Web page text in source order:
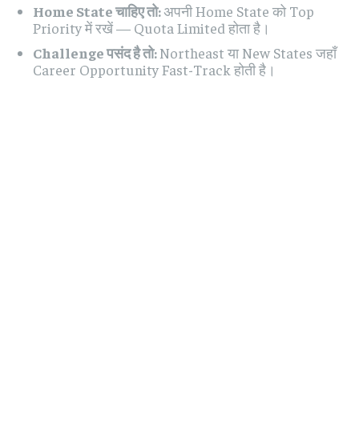
Home State चाहिए तो:अपनी Home State को Top
Priority में रखें — Quota Limited होता है।
Challenge पसंद है तो:Northeast या New States जहाँ
Career Opportunity Fast-Track होती है।